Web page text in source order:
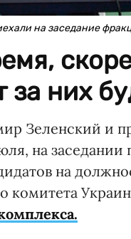
на заседание
за них
Зеленский и
на
на
комитета